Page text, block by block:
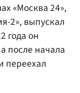
«Москва 24»,
2», выпускал
года он
после начала
переехал